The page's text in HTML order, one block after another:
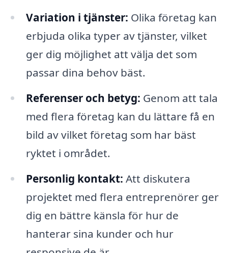
Variation i tjänster: Olika företag kan
erbjuda olika typer av tjänster, vilket
ger dig möjlighet att välja det som
passar dina behov bäst.
Referenser och betyg: Genom att tala
med flera företag kan du lättare få en
bild av vilket företag som har bäst
ryktet i området.
Personlig kontakt: Att diskutera
projektet med flera entreprenörer ger
dig en bättre känsla för hur de
hanterar sina kunder och hur